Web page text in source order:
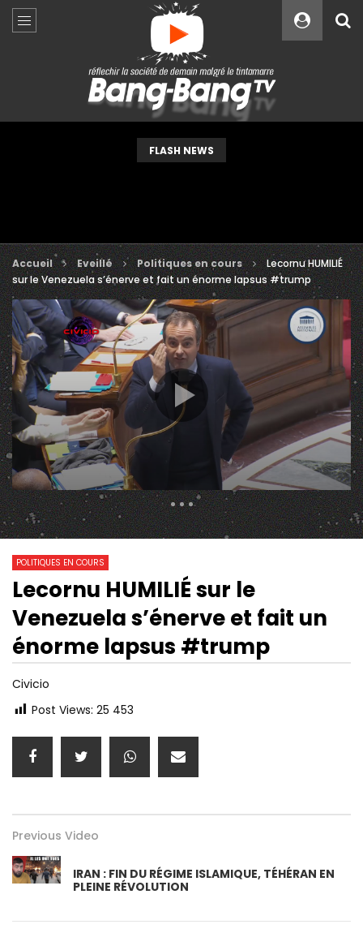
FLASH NEWS
Accueil Eveillé Politiques en cours
Lecornu HUMILIÉ
sur le Venezuela s’énerve et fait un énorme lapsus #trump
25 453 Views
883 0
Watch Later
16:17
RETOUR DES PESTICIDES, LOI DE
SURVEILLANCE DES RÉSEAUX
SOCIAUX
01:00:07
MACRON :
INFLUENCE
ÉCOUTE ? |
POLITIQUES EN COURS
Lecornu HUMILIÉ sur le
Venezuela s’énerve et fait un
énorme lapsus #trump
Civicio
Post Views: 25 453
Previous Video
IRAN : FIN DU RÉGIME ISLAMIQUE, TÉHÉRAN EN
PLEINE RÉVOLUTION
Custom Amount
VEUILLEZ PATIENTER...